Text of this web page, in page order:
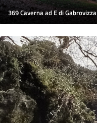
369 Caverna ad E di Gabrovizza